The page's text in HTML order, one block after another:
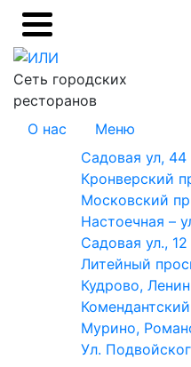
Сеть городских
ресторанов
О нас
Меню
Садовая ул, 44
Кронверский
Московский
Настоечная –
Садовая ул., 12
Литейный
Кудрово,
Мурино,
Ул.